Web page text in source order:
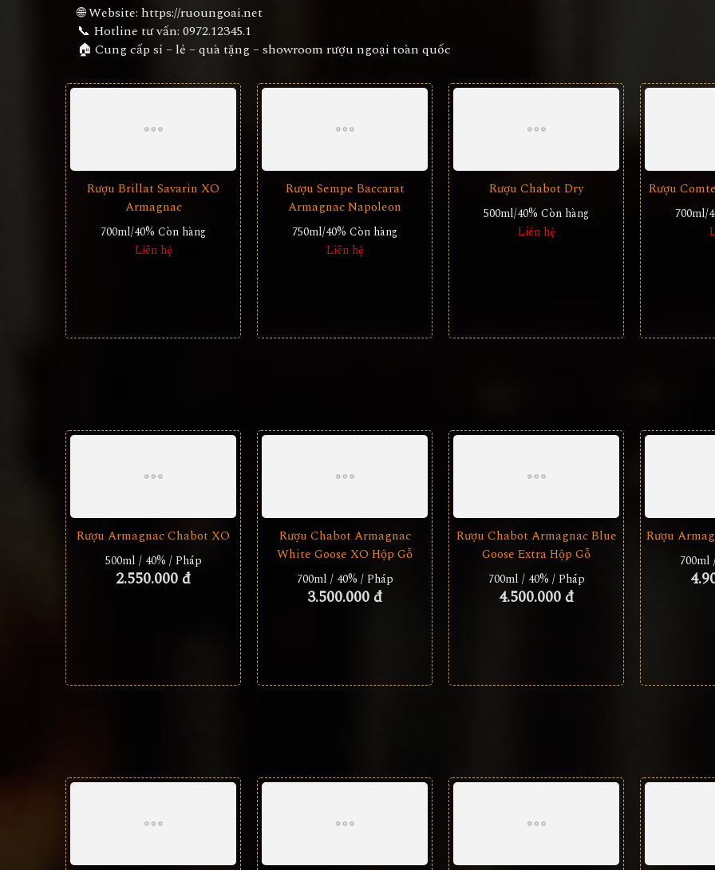
🌐 Website: https://ruoungoai.net
📞 Hotline tư vấn: 0972.12345.1
🏠 Cung cấp sỉ – lẻ – quà tặng – showroom rượu ngoại toàn quốc
Rượu Brillat Savarin XO
Armagnac
700ml/40% Còn hàng
Liên hệ
Rượu Chabot Dry
500ml/40% Còn hàng
Liên hệ
Rượu
700ml/
Rượu Armagnac Chabot XO
500ml / 40% / Pháp
2.550.000 đ
Rượu Chabot Armagnac
White Goose XO Hộp Gỗ
700ml / 40% / Pháp
3.500.000 đ
Rượu
700ml